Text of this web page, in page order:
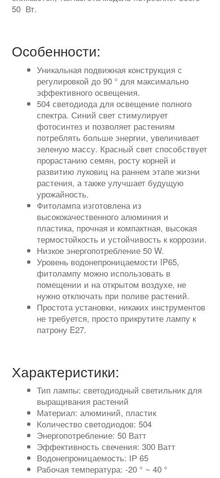
50 Вт.
Особенности:
Уникальная подвижная конструкция с
регулировкой до 90 ° для максимально
эффективного освещения.
504 светодиода для освещение полного
спектра. Синий свет стимулирует
фотосинтез и позволяет растениям
потреблять больше энергии, увеличивает
зеленую массу. Красный свет способствует
прорастанию семян, росту корней и
развитию луковиц на раннем этапе жизни
растения, а также улучшает будущую
урожайность.
Фитолампа изготовлена из
высококачественного алюминия и
пластика, прочная и компактная, высокая
термостойкость и устойчивость к коррозии.
Низкое энергопотребление 50 W.
Уровень водонепроницаемости IP65,
фитолампу можно использовать в
помещении и на открытом воздухе, не
нужно отключать при поливе растений.
Простота установки, никаких инструментов
не требуется, просто прикрутите лампу к
патрону E27.
Характеристики:
Тип лампы: светодиодный светильник для
выращивания растений
Материал: алюминий, пластик
Количество светодиодов: 504
Энергопотребление: 50 Ватт
Эффективность свечения: 300 Ватт
Водонепроницаемость: ІР 65
Рабочая температура: -20 ° ~ 40 °